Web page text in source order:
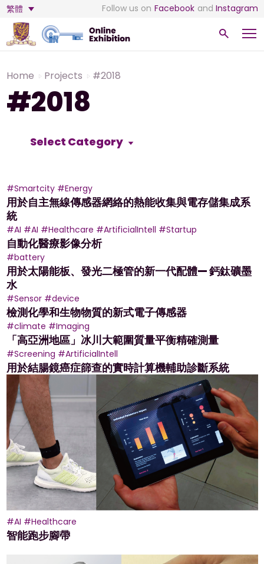
繁體 Follow us on Facebook and Instagram
Home Projects #2018
#2018
Select Category
#Smartcity #Energy
用於自主無線傳感器網絡的熱能收集與電存儲集成系
統
#AI #AI #Healthcare #ArtificialIntell #Startup
自動化醫療影像分析
#battery
用於太陽能板、發光二極管的新一代配體— 鈣鈦礦墨
水
#Sensor #device
檢測化學和生物物質的新式電子傳感器
#climate #Imaging
「高亞洲地區」冰川大範圍質量平衡精確測量
#Screening #ArtificialIntell
用於結腸鏡癌症篩查的實時計算機輔助診斷系統
#AI #Healthcare
智能跑步腳帶